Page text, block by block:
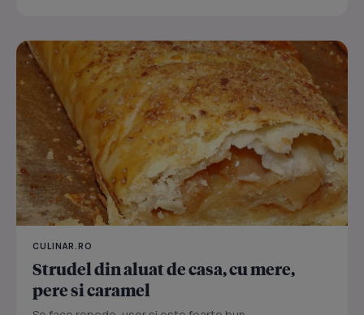
CULINAR.RO
Strudel din aluat de casa, cu mere,
pere si caramel